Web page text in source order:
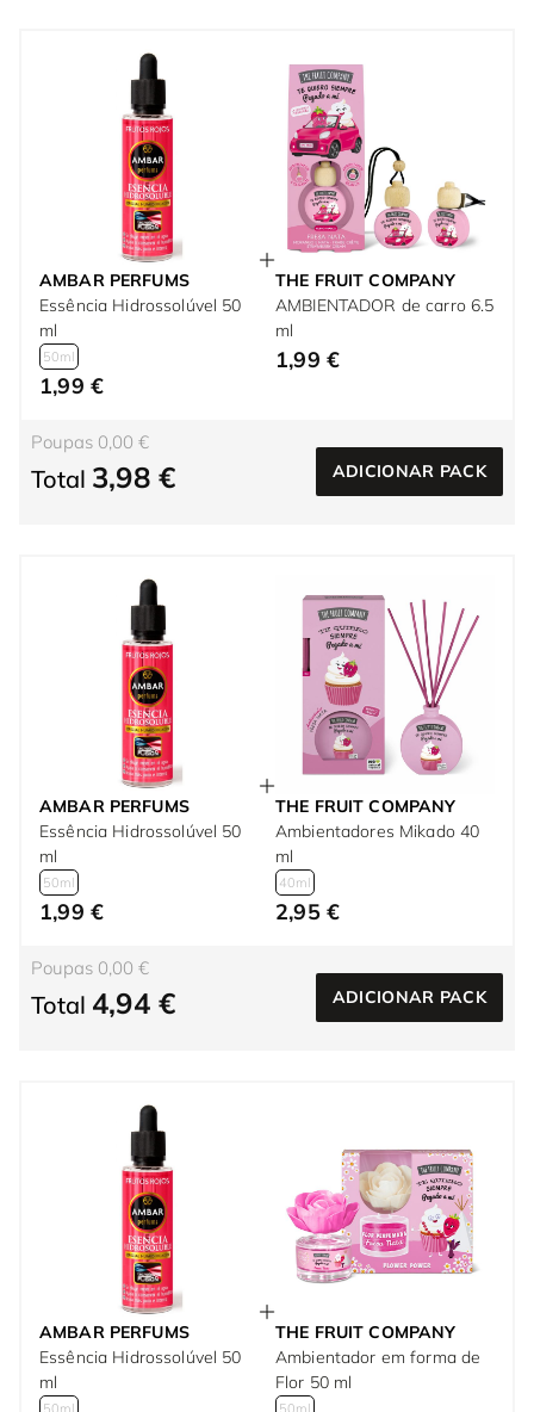
AMBAR PERFUMS
Essência Hidrossolúvel 50
ml
50ml
1,99 €
THE FRUIT COMPANY
AMBIENTADOR de carro 6.5
ml
1,99 €
Poupas 0,00 €
Total 3,98 € ADICIONAR PACK
AMBAR PERFUMS
Essência Hidrossolúvel 50
ml
50ml
1,99 €
THE FRUIT COMPANY
Ambientadores Mikado 40
ml
40ml
2,95 €
Poupas 0,00 €
Total 4,94 € ADICIONAR PACK
AMBAR PERFUMS
Essência Hidrossolúvel 50
ml
50ml
THE FRUIT COMPANY
Ambientador em forma de
Flor 50 ml
50ml